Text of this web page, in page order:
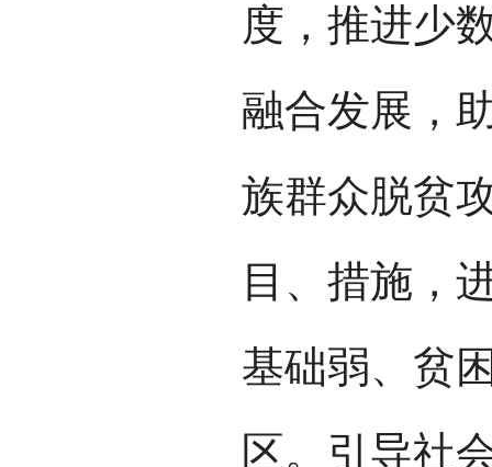
度，推进少
融合发展，
族群众脱贫
目、措施，
基础弱、贫
区。引导社